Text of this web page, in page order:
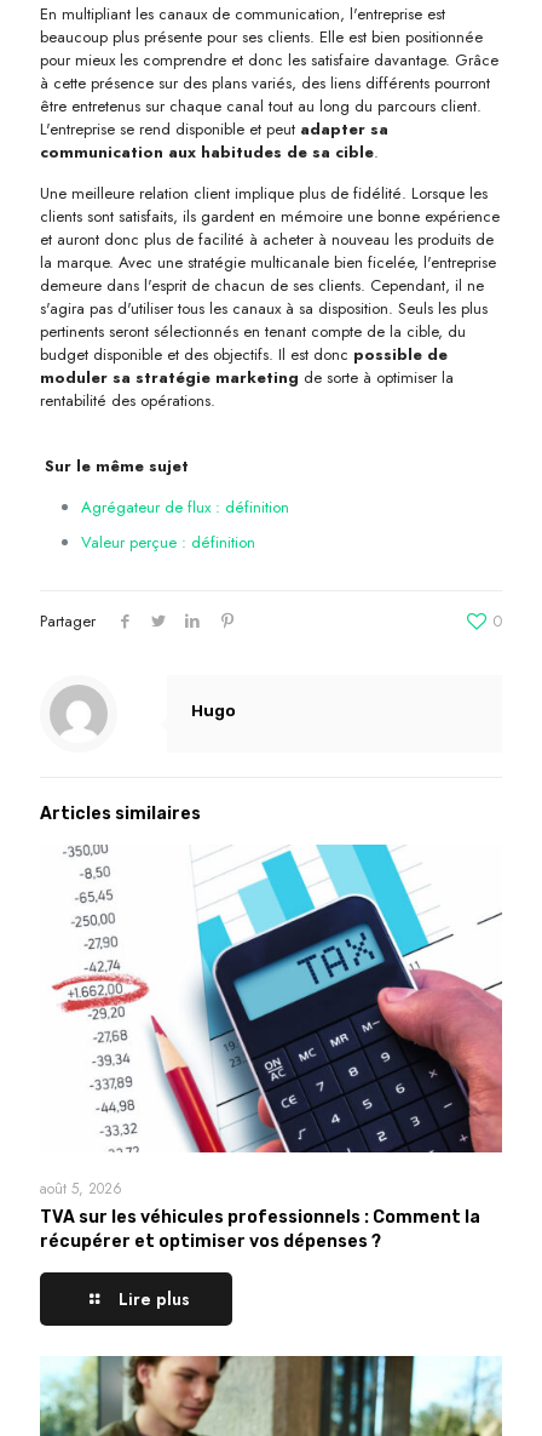
En multipliant les canaux de communication, l'entreprise est
beaucoup plus présente pour ses clients. Elle est bien positionnée
pour mieux les comprendre et donc les satisfaire davantage. Grâce
à cette présence sur des plans variés, des liens différents pourront
être entretenus sur chaque canal tout au long du parcours client.
L'entreprise se rend disponible et peut adapter sa
communication aux habitudes de sa cible.
Une meilleure relation client implique plus de fidélité. Lorsque les
clients sont satisfaits, ils gardent en mémoire une bonne expérience
et auront donc plus de facilité à acheter à nouveau les produits de
la marque. Avec une stratégie multicanale bien ficelée, l'entreprise
demeure dans l'esprit de chacun de ses clients. Cependant, il ne
s'agira pas d'utiliser tous les canaux à sa disposition. Seuls les plus
pertinents seront sélectionnés en tenant compte de la cible, du
budget disponible et des objectifs. Il est donc possible de
moduler sa stratégie marketing de sorte à optimiser la
rentabilité des opérations.
Sur le même sujet
Agrégateur de flux : définition
Valeur perçue : définition
Partager 0
Hugo
Articles similaires
août 5, 2026
TVA sur les véhicules professionnels : Comment la
récupérer et optimiser vos dépenses ?
Lire plus